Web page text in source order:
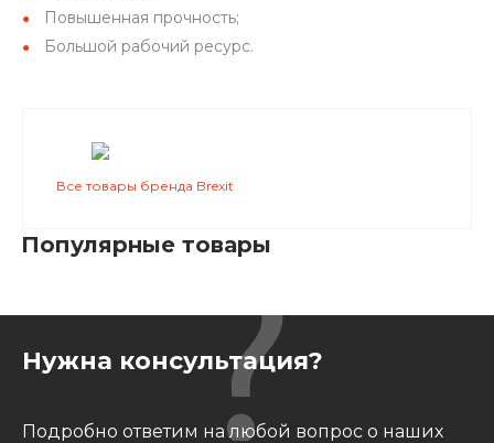
Повышенная прочность;
Большой рабочий ресурс.
Все товары бренда Brexit
Популярные товары
Нужна консультация?
Подробно ответим на любой вопрос о наших